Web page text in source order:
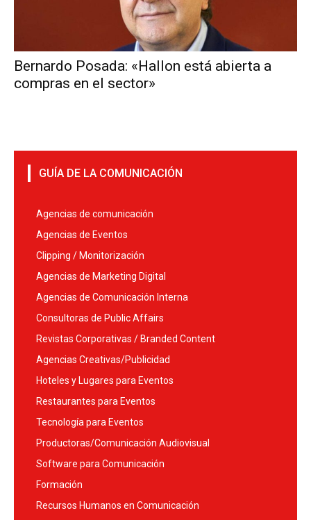
Bernardo Posada: «Hallon está abierta a
compras en el sector»
GUÍA DE LA COMUNICACIÓN
Agencias de comunicación
Agencias de Eventos
Clipping / Monitorización
Agencias de Marketing Digital
Agencias de Comunicación Interna
Consultoras de Public Affairs
Revistas Corporativas / Branded Content
Agencias Creativas/Publicidad
Hoteles y Lugares para Eventos
Restaurantes para Eventos
Tecnología para Eventos
Productoras/Comunicación Audiovisual
Software para Comunicación
Formación
Recursos Humanos en Comunicación